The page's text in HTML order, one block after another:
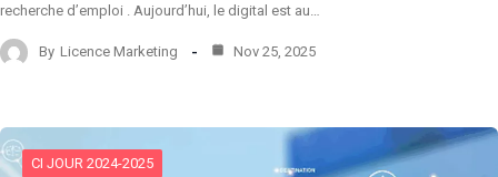
recherche d’emploi . Aujourd’hui, le digital est au…
By Licence Marketing Nov 25, 2025
CI JOUR 2024-2025